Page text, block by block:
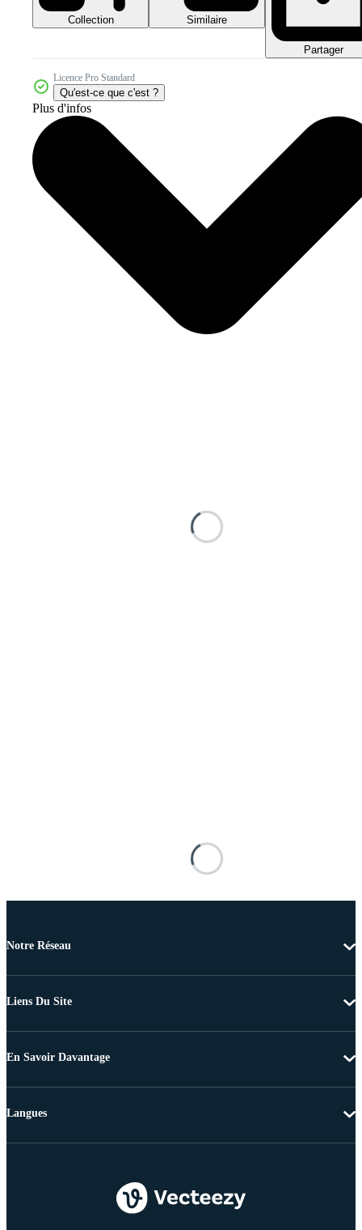
Collection Similaire
Partager
Licence Pro Standard
Qu'est-ce que c'est ?
Plus d'infos
Notre Réseau
Liens Du Site
En Savoir Davantage
Langues